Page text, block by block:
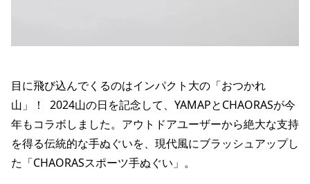
目に飛び込んでくるのはインパクト大の「おつかれ
山」！ 2024山の日を記念して、YAMAPとCHAORASが今
年もコラボしました。アウトドアユーザーから絶大な支持
を得る伝統的な手ぬぐいを、現代風にブラッシュアップし
た「CHAORASスポーツ手ぬぐい」。